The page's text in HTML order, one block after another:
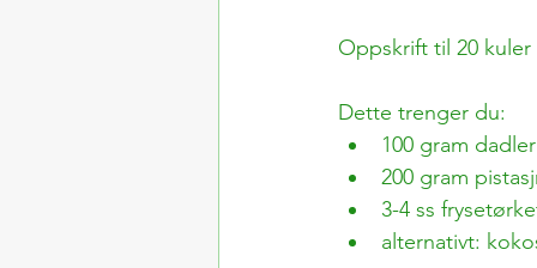
Oppskrift til 20 kuler
Dette trenger du:
100 gram
200 gram
3-4 ss
alternativt: